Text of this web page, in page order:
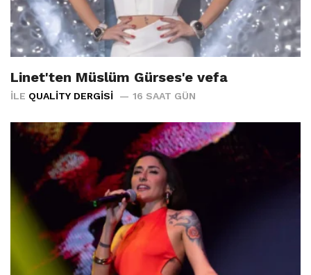
Linet'ten Müslüm Gürses'e vefa
İLE QUALITY DERGISI 16 SAAT GÜN